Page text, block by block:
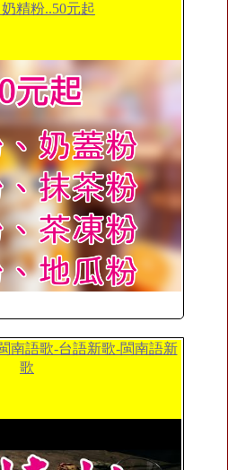
精粉..50元起
南語歌-台語新歌-閩南語新
歌